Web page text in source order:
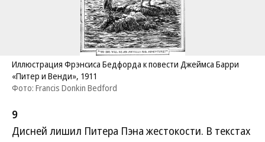
Иллюстрация Фрэнсиса Бедфорда к повести Джеймса Барри
«Питер и Венди», 1911
Фото: Francis Donkin Bedford
9
Дисней лишил Питера Пэна жестокости. В текстах